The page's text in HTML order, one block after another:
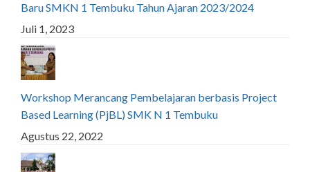
Baru SMKN 1 Tembuku Tahun Ajaran 2023/2024
Juli 1, 2023
Workshop Merancang Pembelajaran berbasis Project
Based Learning (PjBL) SMK N 1 Tembuku
Agustus 22, 2022